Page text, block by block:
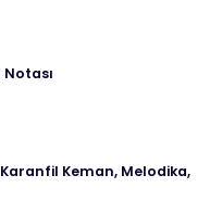
Notası
Keman, Melodika,